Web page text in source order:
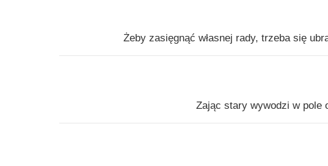
Żeby zasięgnąć własnej rady, trzeba się
Zając stary wywodzi w pole